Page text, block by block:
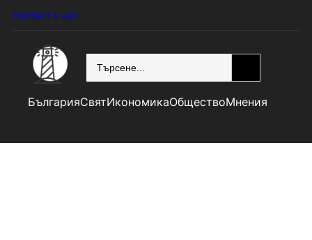
Контакт с нас
БългарияСвятИкономикаОбществоМнения